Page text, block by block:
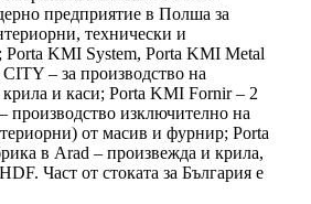
предприятие в Полша за
технически и
Porta KMI System, Porta KMI Metal
– за производство на
и каси; Porta KMI Fornir – 2
производство изключително на
от масив и фурнир; Porta
в Arad – произвежда и крила,
Част от стоката за България е